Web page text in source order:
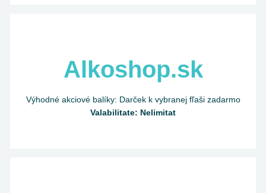
Alkoshop.sk
Výhodné akciové balíky: Darček k vybranej fľaši zadarmo
Valabilitate: Nelimitat